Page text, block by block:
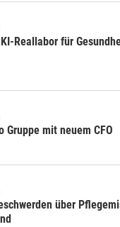
Reallabor für
Gruppe mit neuem CFO
über